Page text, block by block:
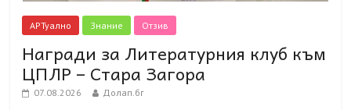
АРТуално Знание Отзив
Награди за Литературния клуб към
ЦПЛР – Стара Загора
07.08.2026 Долап.бг